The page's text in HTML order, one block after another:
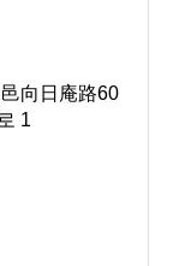
向日庵路60
1